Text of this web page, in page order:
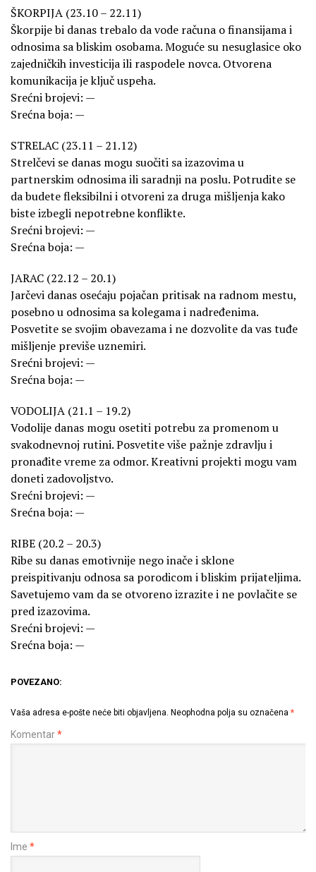
ŠKORPIJA (23.10 – 22.11)
Škorpije bi danas trebalo da vode računa o finansijama i
odnosima sa bliskim osobama. Moguće su nesuglasice oko
zajedničkih investicija ili raspodele novca. Otvorena
komunikacija je ključ uspeha.
Srećni brojevi: —
Srećna boja: —
STRELAC (23.11 – 21.12)
Strelčevi se danas mogu suočiti sa izazovima u
partnerskim odnosima ili saradnji na poslu. Potrudite se
da budete fleksibilni i otvoreni za druga mišljenja kako
biste izbegli nepotrebne konflikte.
Srećni brojevi: —
Srećna boja: —
JARAC (22.12 – 20.1)
Jarčevi danas osećaju pojačan pritisak na radnom mestu,
posebno u odnosima sa kolegama i nadređenima.
Posvetite se svojim obavezama i ne dozvolite da vas tuđe
mišljenje previše uznemiri.
Srećni brojevi: —
Srećna boja: —
VODOLIJA (21.1 – 19.2)
Vodolije danas mogu osetiti potrebu za promenom u
svakodnevnoj rutini. Posvetite više pažnje zdravlju i
pronađite vreme za odmor. Kreativni projekti mogu vam
doneti zadovoljstvo.
Srećni brojevi: —
Srećna boja: —
RIBE (20.2 – 20.3)
Ribe su danas emotivnije nego inače i sklone
preispitivanju odnosa sa porodicom i bliskim prijateljima.
Savetujemo vam da se otvoreno izrazite i ne povlačite se
pred izazovima.
Srećni brojevi: —
Srećna boja: —
POVEZANO:
Vaša adresa e-pošte neće biti objavljena. Neophodna polja su označena *
Komentar*
Ime *